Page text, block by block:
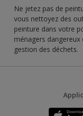
Ne jetez pas de
vous nettoyez des
peinture dans votre
ménagers
gestion des déchets.